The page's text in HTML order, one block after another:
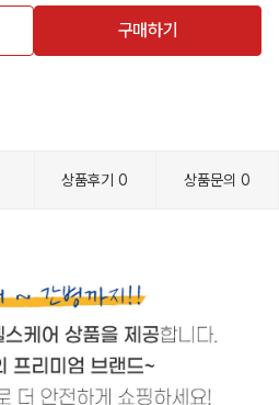
구매하기
상품후기0 상품문의0